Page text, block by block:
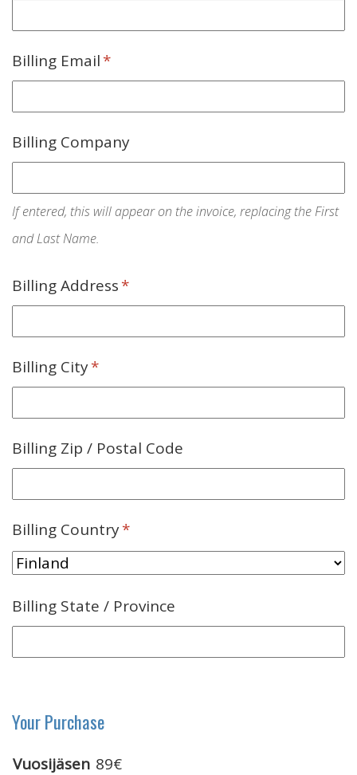
Billing Email*
Billing Company
If entered, this will appear on the invoice, replacing the First
and Last Name.
Billing Address*
Billing City*
Billing Zip / Postal Code
Billing Country*
Billing State / Province
Your Purchase
Vuosijäsen 89€